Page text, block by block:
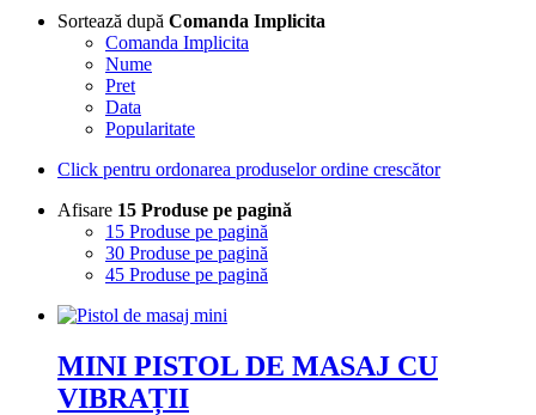
Sortează după Comanda Implicita
Comanda Implicita
Nume
Pret
Data
Popularitate
Click pentru ordonarea produselor ordine crescător
Afisare 15 Produse pe pagină
15 Produse pe pagină
30 Produse pe pagină
45 Produse pe pagină
MINI PISTOL DE MASAJ CU
VIBRAȚII